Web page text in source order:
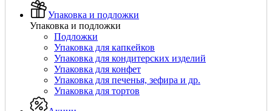
Упаковка и подложки
Упаковка и подложки
Подложки
Упаковка для капкейков
Упаковка для кондитерских изделий
Упаковка для конфет
Упаковка для печенья, зефира и др.
Упаковка для тортов